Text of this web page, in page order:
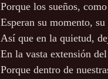
Porque los sueños,
Esperan su momento,
Así que en la quietud,
En la vasta extensión
Porque dentro de